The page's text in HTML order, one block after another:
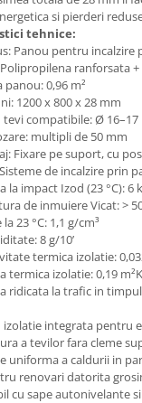
baie
si pierderi
tehnice:
Panou pentru incalzire
ranforsata
panou: 0,96 m²
1200 x 800 x 28 mm
tevi compatibile: Ø 16–17
multipli de 50 mm
Fixare pe suport, cu
de incalzire prin
la impact Izod (23 °C): 6
de inmuiere Vicat: >
23 °C: 1,1 g/cm³
8 g/10’
termica izolatie:
termica izolatie: 0,19
ridicata la trafic in
izolatie integrata pentru
a tevilor fara cleme
uniforma a caldurii in
renovari datorita
cu sape autonivelante